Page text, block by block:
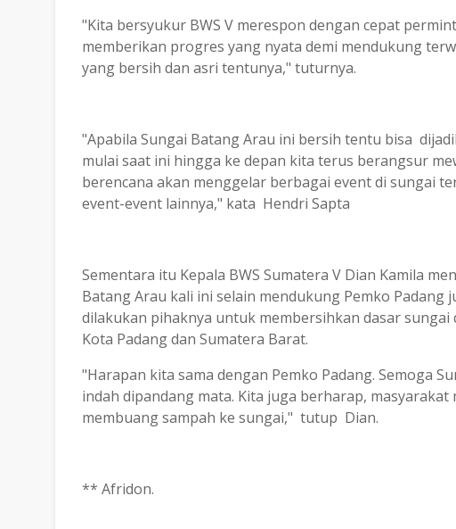
"Kita bersyukur BWS V merespon dengan cepat
memberikan progres yang nyata demi mendukung
yang bersih dan asri tentunya," tuturnya.
"Apabila Sungai Batang Arau ini bersih tentu bisa
mulai saat ini hingga ke depan kita terus berangsur
berencana akan menggelar berbagai event di sungai
event-event lainnya," kata Hendri Sapta
Sementara itu Kepala BWS Sumatera V Dian Kamila
Batang Arau kali ini selain mendukung Pemko
dilakukan pihaknya untuk membersihkan dasar
Kota Padang dan Sumatera Barat.
"Harapan kita sama dengan Pemko Padang. Semoga
indah dipandang mata. Kita juga berharap,
membuang sampah ke sungai," tutup Dian.
** Afridon.